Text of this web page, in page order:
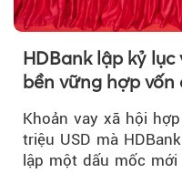
HDBank lập kỷ
bền vững hợp
Khoản vay xã hội
triệu USD mà
lập một dấu mốc